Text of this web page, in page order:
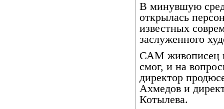
В минувшую
открылась
известных
заслуженного
САМ живописец
смог, и на
директор
Ахмедов и
Котылева.